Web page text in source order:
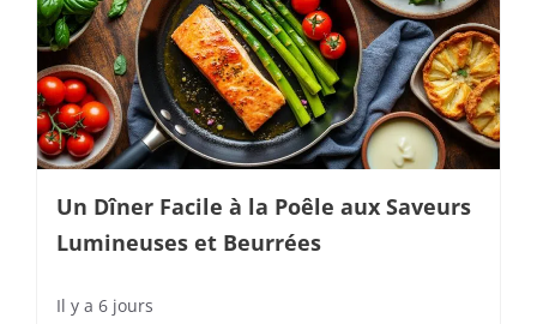
Un Dîner Facile à la Poêle aux Saveurs
Lumineuses et Beurrées
Il y a 6 jours